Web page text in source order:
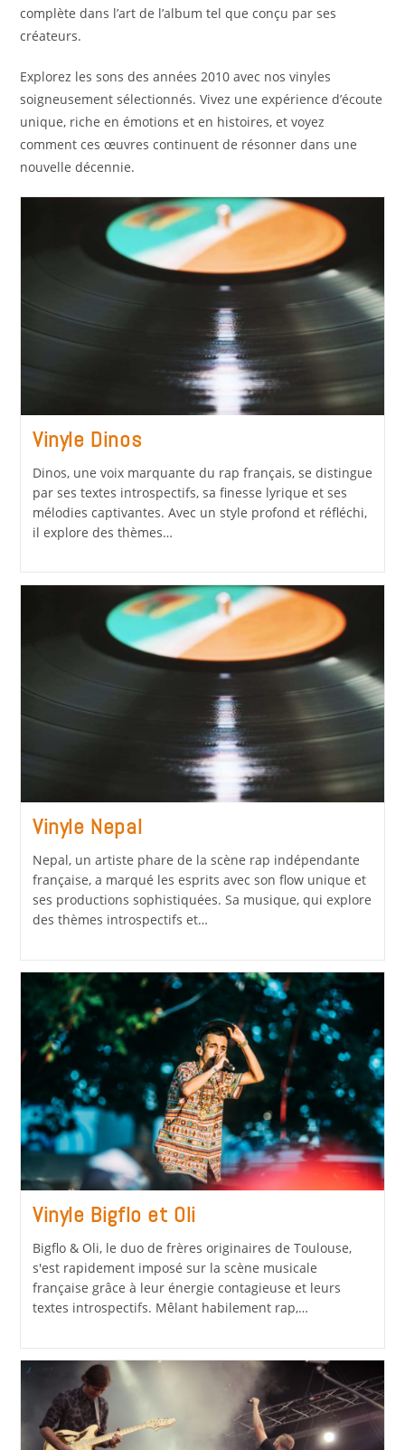
complète dans l’art de l’album tel que conçu par ses
créateurs.
Explorez les sons des années 2010 avec nos vinyles
soigneusement sélectionnés. Vivez une expérience d’écoute
unique, riche en émotions et en histoires, et voyez
comment ces œuvres continuent de résonner dans une
nouvelle décennie.
Vinyle Dinos
Dinos, une voix marquante du rap français, se distingue
par ses textes introspectifs, sa finesse lyrique et ses
mélodies captivantes. Avec un style profond et réfléchi,
il explore des thèmes…
Vinyle Nepal
Nepal, un artiste phare de la scène rap indépendante
française, a marqué les esprits avec son flow unique et
ses productions sophistiquées. Sa musique, qui explore
des thèmes introspectifs et…
Vinyle Bigflo et Oli
Bigflo & Oli, le duo de frères originaires de Toulouse,
s'est rapidement imposé sur la scène musicale
française grâce à leur énergie contagieuse et leurs
textes introspectifs. Mêlant habilement rap,…